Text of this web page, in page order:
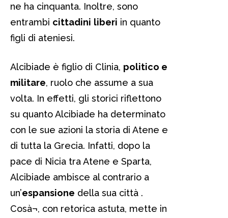
ne ha cinquanta. Inoltre, sono
entrambi cittadini liberi in quanto
figli di ateniesi.
Alcibiade è figlio di Clinia, politico e
militare, ruolo che assume a sua
volta. In effetti, gli storici riflettono
su quanto Alcibiade ha determinato
con le sue azioni la storia di Atene e
di tutta la Grecia. Infatti, dopo la
pace di Nicia tra Atene e Sparta,
Alcibiade ambisce al contrario a
un’espansione della sua città .
Cosà¬, con retorica astuta, mette in